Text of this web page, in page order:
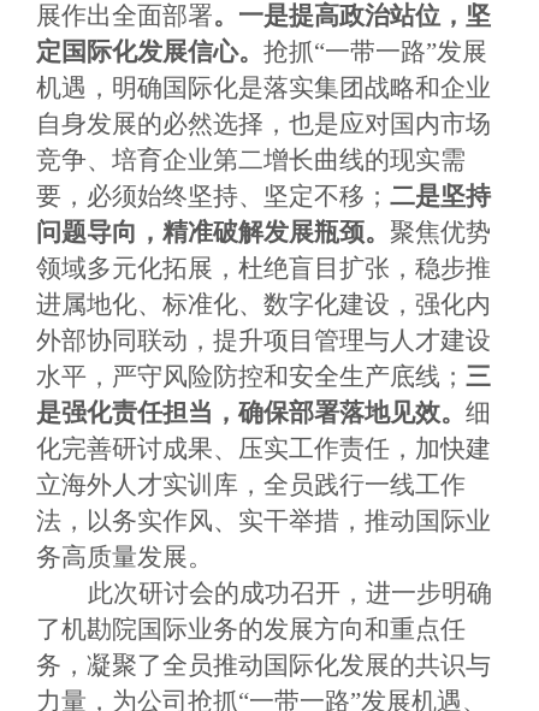
展作出全面部署。一是提高政治站位，坚
定国际化发展信心。 抢抓“一带一路”发展
机遇，明确国际化是落实集团战略和企业
自身发展的必然选择，也是应对国内市场
竞争、培育企业第二增长曲线的现实需
要，必须始终坚持、坚定不移； 二是坚持
问题导向，精准破解发展瓶颈。 聚焦优势
领域多元化拓展，杜绝盲目扩张，稳步推
进属地化、标准化、数字化建设，强化内
外部协同联动，提升项目管理与人才建设
水平，严守风险防控和安全生产底线； 三
是强化责任担当，确保部署落地见效。 细
化完善研讨成果、压实工作责任，加快建
立海外人才实训库，全员践行一线工作
法，以务实作风、实干举措，推动国际业
务高质量发展。
此次研讨会的成功召开，进一步明确
了机勘院国际业务的发展方向和重点任
务，凝聚了全员推动国际化发展的共识与
力量，为公司抢抓“一带一路”发展机遇、